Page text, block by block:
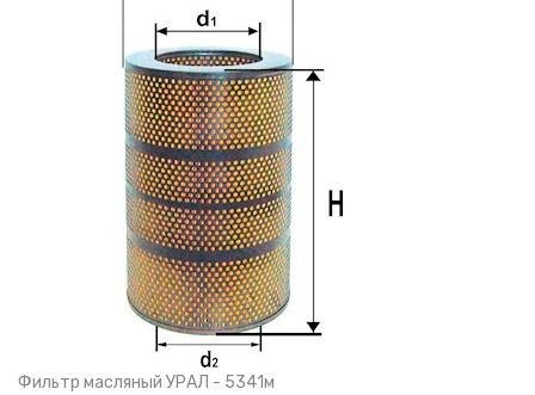
Фильтр масляный УРАЛ - 5341м